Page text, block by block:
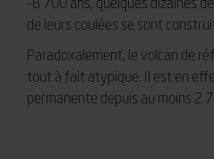
-6 700 ans, quelques dizaines
de leurs coulées se sont
Paradoxalement, le volcan de
tout à fait atypique. Il est en
permanente depuis au moins 2